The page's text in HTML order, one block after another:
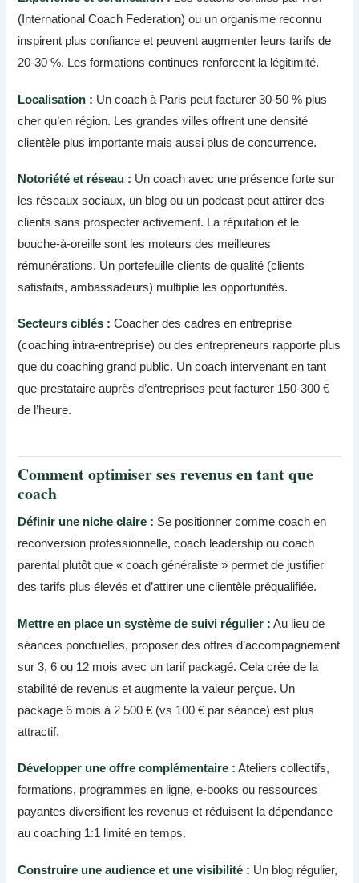
(International Coach Federation) ou un organisme reconnu
inspirent plus confiance et peuvent augmenter leurs tarifs de
20-30 %. Les formations continues renforcent la légitimité.
Localisation : Un coach à Paris peut facturer 30-50 % plus
cher qu’en région. Les grandes villes offrent une densité
clientèle plus importante mais aussi plus de concurrence.
Notoriété et réseau : Un coach avec une présence forte sur
les réseaux sociaux, un blog ou un podcast peut attirer des
clients sans prospecter activement. La réputation et le
bouche-à-oreille sont les moteurs des meilleures
rémunérations. Un portefeuille clients de qualité (clients
satisfaits, ambassadeurs) multiplie les opportunités.
Secteurs ciblés : Coacher des cadres en entreprise
(coaching intra-entreprise) ou des entrepreneurs rapporte plus
que du coaching grand public. Un coach intervenant en tant
que prestataire auprès d’entreprises peut facturer 150-300 €
de l’heure.
Comment optimiser ses revenus en tant que
coach
Définir une niche claire : Se positionner comme coach en
reconversion professionnelle, coach leadership ou coach
parental plutôt que « coach généraliste » permet de justifier
des tarifs plus élevés et d’attirer une clientèle préqualifiée.
Mettre en place un système de suivi régulier : Au lieu de
séances ponctuelles, proposer des offres d’accompagnement
sur 3, 6 ou 12 mois avec un tarif packagé. Cela crée de la
stabilité de revenus et augmente la valeur perçue. Un
package 6 mois à 2 500 € (vs 100 € par séance) est plus
attractif.
Développer une offre complémentaire : Ateliers collectifs,
formations, programmes en ligne, e-books ou ressources
payantes diversifient les revenus et réduisent la dépendance
au coaching 1:1 limité en temps.
Construire une audience et une visibilité : Un blog régulier,